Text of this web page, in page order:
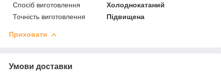
Спосіб виготовлення
Холоднокатаний
Точність виготовлення
Підвищена
Приховати
Умови доставки